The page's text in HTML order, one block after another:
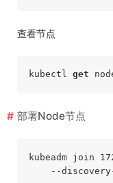
查看节点
kubectl get
部署Node节点
kubeadm join
--